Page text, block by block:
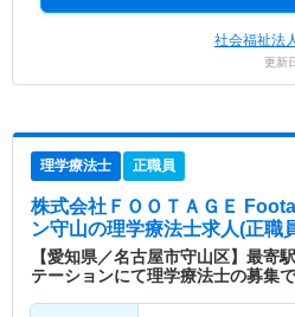
社会福祉法
更新
理学療法士 正職員
株式会社ＦＯＯＴＡＧＥ
ン守山の理学療法士求人(正職
【愛知県／名古屋市守山区】最
テーションにて理学療法士の募集で